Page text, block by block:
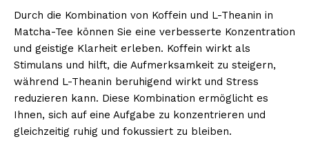
Durch die Kombination von Koffein und L-Theanin in
Matcha-Tee können Sie eine verbesserte Konzentration
und geistige Klarheit erleben. Koffein wirkt als
Stimulans und hilft, die Aufmerksamkeit zu steigern,
während L-Theanin beruhigend wirkt und Stress
reduzieren kann. Diese Kombination ermöglicht es
Ihnen, sich auf eine Aufgabe zu konzentrieren und
gleichzeitig ruhig und fokussiert zu bleiben.